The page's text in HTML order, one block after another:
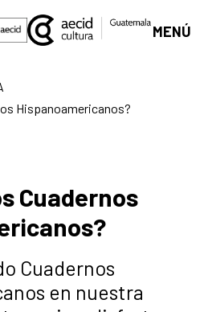
MENÚ
Hispanoamericanos?
Cuadernos
Cuadernos
en nuestra